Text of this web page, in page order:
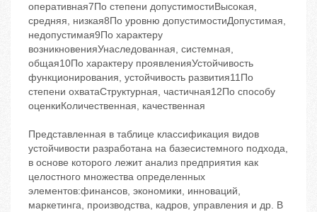
оперативная7По степени допустимостиВысокая,
средняя, низкая8По уровню допустимостиДопустимая,
недопустимая9По характеру
возникновенияУнаследованная, системная,
общая10По характеру проявленияУстойчивость
функционирования, устойчивость развития11По
степени охватаСтруктурная, частичная12По способу
оценкиКоличественная, качественная
Представленная в таблице классификация видов
устойчивости разработана на базесистемного подхода,
в основе которого лежит анализ предприятия как
целостного множества определенных
элементов:финансов, экономики, инноваций,
маркетинга, производства, кадров, управления и др. В